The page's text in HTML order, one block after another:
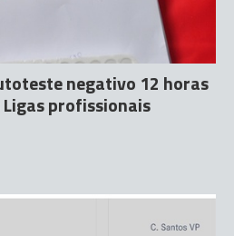
negativo 12 horas
profissionais